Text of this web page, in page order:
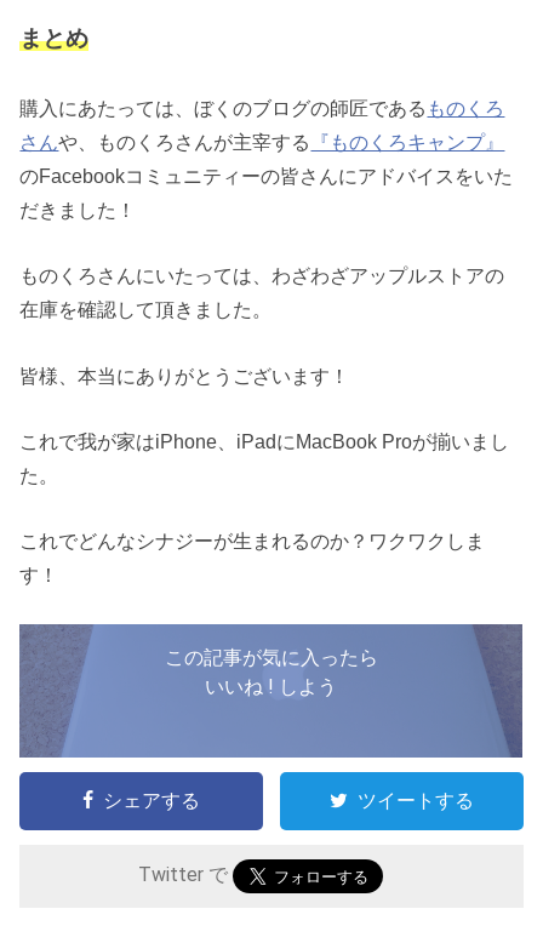
まとめ
購入にあたっては、ぼくのブログの師匠である ものくろ
さんや、ものくろさんが主宰する
『ものくろキャンプ』
のFacebookコミュニティーの皆さんにアドバイスをいた
だきました！
ものくろさんにいたっては、わざわざアップルストアの
在庫を確認して頂きました。
皆様、本当にありがとうございます！
これで我が家はiPhone、iPadにMacBook Proが揃いまし
た。
これでどんなシナジーが生まれるのか？ワクワクしま
す！
この記事が気に入ったら
いいね ! しよう
シェアする ツイートする
Twitter で